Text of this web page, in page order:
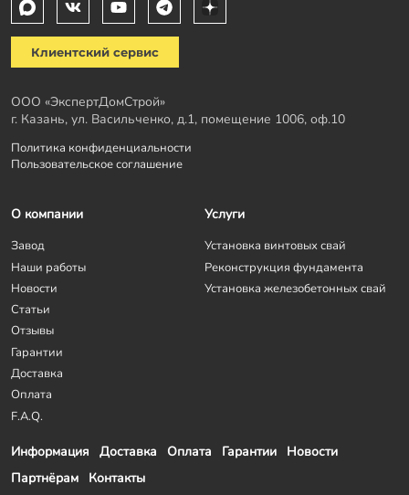
Клиентский сервис
ООО «ЭкспертДомСтрой»
г. Казань, ул. Васильченко, д.1, помещение 1006, оф.10
Политика конфиденциальности
Пользовательское соглашение
Информация Доставка Оплата Гарантии
Новости
Партнёрам
Контакты
О компании
Завод
Наши работы
Новости
Статьи
Отзывы
Гарантии
Доставка
Оплата
F.A.Q.
Услуги
Установка винтовых свай
Реконструкция фундамента
Установка железобетонных свай